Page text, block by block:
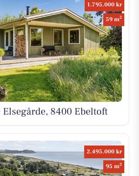
1.795.000 kr
59 m2
Elsegårde, 8400 Ebeltoft
2.495.000 kr
95 m2